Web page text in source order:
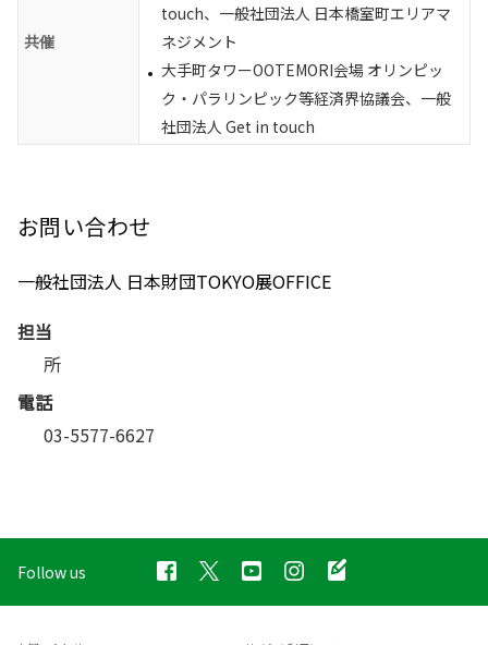
共催
touch、一般社団法人 日本橋室町エリアマ
ネジメント
大手町タワーOOTEMORI会場 オリンピッ
ク・パラリンピック等経済界協議会、一般
社団法人 Get in touch
お問い合わせ
一般社団法人 日本財団TOKYO展OFFICE
担当
所
電話
03-5577-6627
Follow us